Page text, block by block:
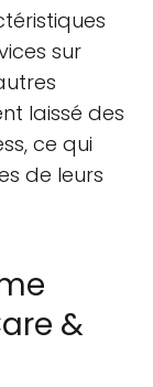
sur
laissé des
ce qui
de leurs
&